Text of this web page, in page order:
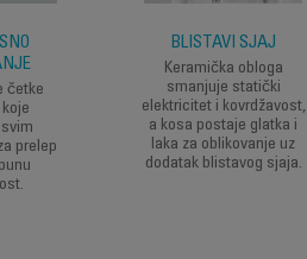
četke
koje
prelep
BLISTAVI SJAJ
Keramička obloga
smanjuje statički
elektricitet i kovrdžavost,
a kosa postaje glatka i
laka za oblikovanje uz
dodatak blistavog sjaja.